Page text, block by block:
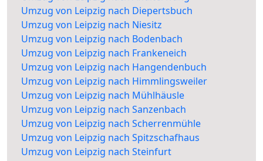
Umzug von Leipzig nach Diepertsbuch
Umzug von Leipzig nach Niesitz
Umzug von Leipzig nach Bodenbach
Umzug von Leipzig nach Frankeneich
Umzug von Leipzig nach Hangendenbuch
Umzug von Leipzig nach Himmlingsweiler
Umzug von Leipzig nach Mühlhäusle
Umzug von Leipzig nach Sanzenbach
Umzug von Leipzig nach Scherrenmühle
Umzug von Leipzig nach Spitzschafhaus
Umzug von Leipzig nach Steinfurt